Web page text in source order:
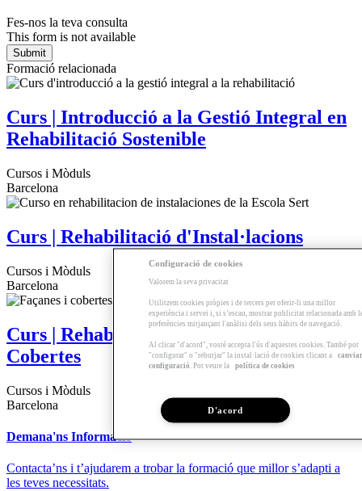
Fes-nos la teva consulta
This form is not available
Formació relacionada
Curs | Introducció a la Gestió Integral en
Rehabilitació Sostenible
Cursos i Mòduls
Barcelona
Curs | Rehabilitació d'Instal·lacions
Cursos i Mòduls
Barcelona
Curs | Rehabilitació de Façanes i
Cobertes
Cursos i Mòduls
Barcelona
Demana'ns Informació
Contacta’ns i t’ajudarem a trobar la formació que millor s’adapti a
les teves necessitats.
Configuració de cookies
Valorem la seva privacitat
Utilitzem cookies pròpies i de tercers per oferir-li una millor
experiència i servei i, si s’escau, mostrar publicitat relacionada amb
preferències mitjançant l'anàlisi dels seus hàbits de navegació.
Al clicar "d'acord", vostè accepta l'ús d'aquestes cookies. També pot
"configurar" o "rebutjar" la instal·lació de cookies clicant a
canviar
configuració . Pot veure la política de cookies
D'acord